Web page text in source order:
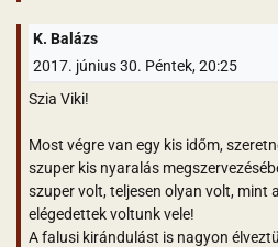
K. Balázs
2017. június 30. Péntek, 20:25
Szia Viki!
Most végre van egy kis időm,
szuper kis nyaralás
szuper volt, teljesen olyan volt, mint
elégedettek voltunk vele!
A falusi kirándulást is nagyon